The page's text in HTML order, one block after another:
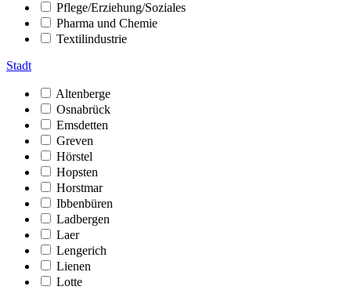
Pflege/Erziehung/Soziales
Pharma und Chemie
Textilindustrie
Stadt
Altenberge
Osnabrück
Emsdetten
Greven
Hörstel
Hopsten
Horstmar
Ibbenbüren
Ladbergen
Laer
Lengerich
Lienen
Lotte